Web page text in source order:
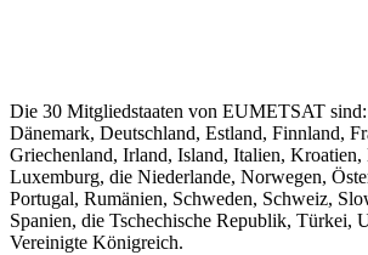
Die 30 Mitgliedstaaten von EUMETSAT
Dänemark, Deutschland, Estland, Finnland,
Griechenland, Irland, Island, Italien,
Luxemburg, die Niederlande, Norwegen,
Portugal, Rumänien, Schweden, Schweiz,
Spanien, die Tschechische Republik, Türkei,
Vereinigte Königreich.